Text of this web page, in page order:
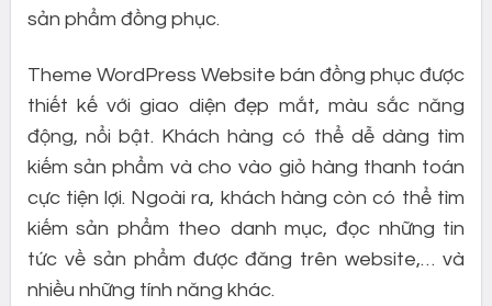
sản phẩm đồng phục.
Theme WordPress Website bán đồng phục được
thiết kế với giao diện đẹp mắt, màu sắc năng
động, nổi bật. Khách hàng có thể dễ dàng tìm
kiếm sản phẩm và cho vào giỏ hàng thanh toán
cực tiện lợi. Ngoài ra, khách hàng còn có thể tìm
kiếm sản phẩm theo danh mục, đọc những tin
tức về sản phẩm được đăng trên website,… và
nhiều những tính năng khác.